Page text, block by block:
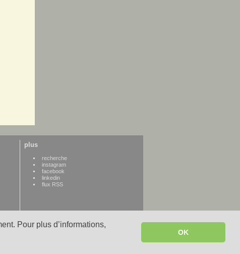
Pour plus d’informations,
OK
plus
recherche
instagram
facebook
linkedin
flux RSS
WWW credits